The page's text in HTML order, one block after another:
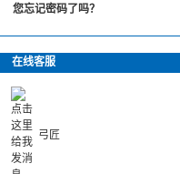
您忘记密码了吗？
在线客服
弓匠